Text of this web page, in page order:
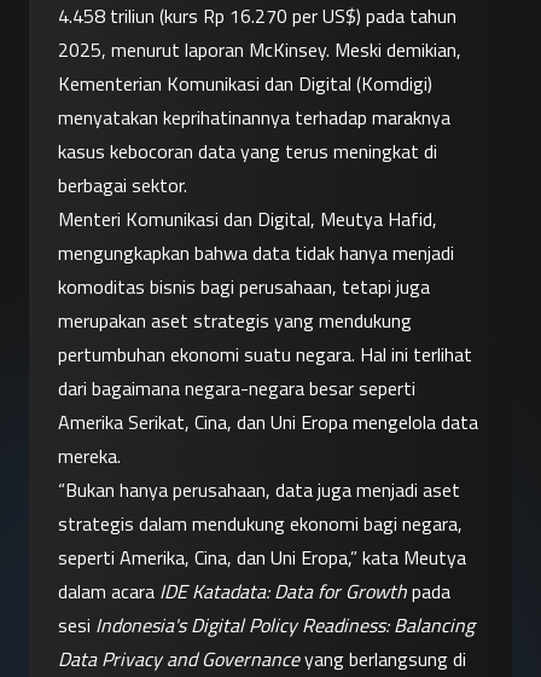
4.458 triliun (kurs Rp 16.270 per US$) pada tahun
2025, menurut laporan McKinsey. Meski demikian,
Kementerian Komunikasi dan Digital (Komdigi)
menyatakan keprihatinannya terhadap maraknya
kasus kebocoran data yang terus meningkat di
berbagai sektor.
Menteri Komunikasi dan Digital, Meutya Hafid,
mengungkapkan bahwa data tidak hanya menjadi
komoditas bisnis bagi perusahaan, tetapi juga
merupakan aset strategis yang mendukung
pertumbuhan ekonomi suatu negara. Hal ini terlihat
dari bagaimana negara-negara besar seperti
Amerika Serikat, Cina, dan Uni Eropa mengelola data
mereka.
“Bukan hanya perusahaan, data juga menjadi aset
strategis dalam mendukung ekonomi bagi negara,
seperti Amerika, Cina, dan Uni Eropa,” kata Meutya
dalam acara IDE Katadata: Data for Growth pada
sesi Indonesia's Digital Policy Readiness: Balancing
Data Privacy and Governance yang berlangsung di